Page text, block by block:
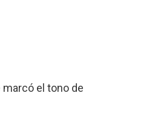
marcó el tono de